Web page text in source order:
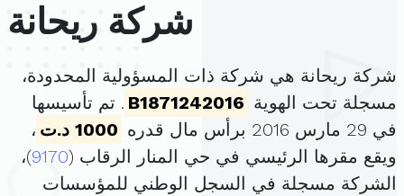
شركة ريحانة
شركة ريحانة هي شركة ذات المسؤولية المحدودة،
مسجلة تحت الهوية B1871242016 . تم تأسيسها
في 29 مارس 2016 برأس مال قدره
1000 د.ت
،
ويقع مقرها الرئيسي في حي المنار الرقاب (9170)،
الشركة مسجلة في السجل الوطني للمؤسسات